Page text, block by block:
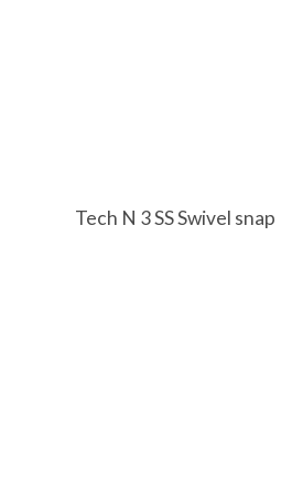
Tech N 3 SS Swivel snap